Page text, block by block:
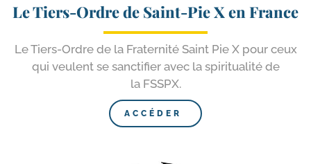
Le Tiers-​Ordre de Saint-​Pie X en France
Le Tiers-​Ordre de la Fraternité Saint Pie X pour ceux
qui veulent se sanc­ti­fier avec la spi­ri­tua­li­té de
la FSSPX.
ACCÉDER